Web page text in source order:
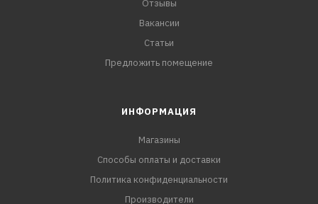
Отзывы
Вакансии
Статьи
Предложить помещение
ИНФОРМАЦИЯ
Магазины
Способы оплаты и доставки
Политика конфиденциальности
Производители